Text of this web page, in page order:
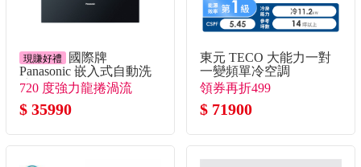
現賺好禮
國際牌
Panasonic 嵌入式自動洗
碗機
720 度強力龍捲渦流
$ 35990
東元 TECO 大能力一對
一變頻單冷空調
領券再折499
$ 71900